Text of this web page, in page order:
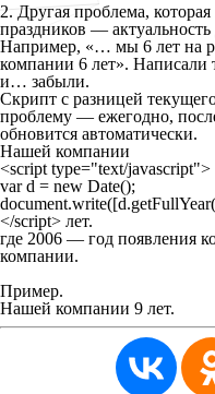
2. Другая проблема,
праздников — актуальность
Например, «… мы 6 лет на
компании 6 лет». Написали
и… забыли.
Скрипт с разницей
проблему — ежегодно,
обновится автоматически.
Нашей компании
<script type="text/javascript">
var d = new Date();
</script> лет.
где 2006 — год появления
компании.
Пример.
Нашей компании 9 лет.